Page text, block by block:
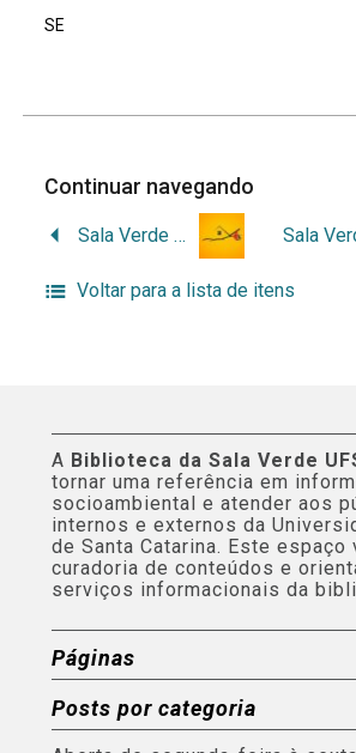
SE
Continuar navegando
Sala Verde Nascente do Rio Paraná
Voltar para a lista de itens
A Biblioteca da Sala Verde
tornar uma referência em
socioambiental e atender aos
internos e externos da
de Santa Catarina. Este espaço
curadoria de conteúdos e
serviços informacionais da
Páginas
Posts por categoria